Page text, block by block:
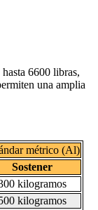
6600 libras,
una amplia
métrico (Al)
Sostener
kilogramos
kilogramos